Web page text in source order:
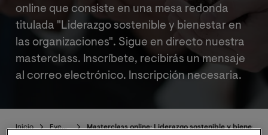
online que consiste en una mesa redonda
titulada "Liderazgo sostenible y bienestar en
las organizaciones". Sigue en directo nuestra
masterclass. Inscríbete, recibirás un mensaje
al correo electrónico. Inscripción necesaria.
Inicio Eventos Masterclass online: Liderazgo sostenible y bienestar